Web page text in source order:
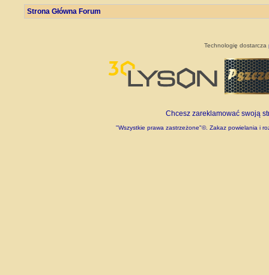
Strona Główna Forum
Technologię dostarcza
Chcesz zareklamować swoją
"Wszystkie prawa zastrzeżone"©. Zakaz powielania i